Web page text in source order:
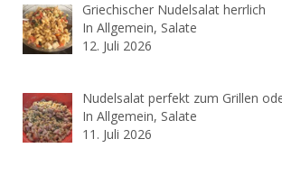
Griechischer Nudelsalat herrlich
In Allgemein, Salate
12. Juli 2026
Nudelsalat perfekt zum Grillen
In Allgemein, Salate
11. Juli 2026